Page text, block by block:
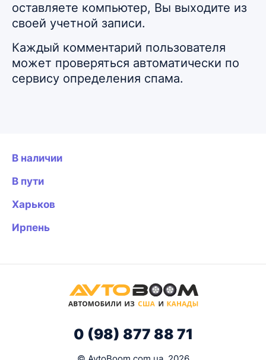
оставляете компьютер, Вы выходите из
своей учетной записи.
Каждый комментарий пользователя
может проверяться автоматически по
сервису определения спама.
В наличии
В пути
Харьков
Ирпень
0 (98) 877 88 71